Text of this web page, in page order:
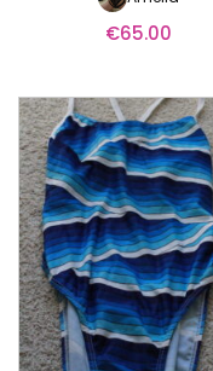
€65.00